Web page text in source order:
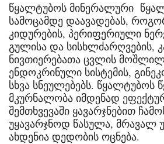
წყალტუბოს მინერალური
სამოცამდე დაავადებას,
კიდურების, პერიფერიული
გულისა და სისხლძარღვების,
ნივთიერებათა ცვლის
ენდოკრინული სისტემის,
სხვა სნეულებებს. წყალტუბოს
მკურნალობა იმდენად
შემთხვევაში ყავარჯნებით
უყავარჯნოდ წასულა, მრავალ
ახდენია დედობის ოცნება.